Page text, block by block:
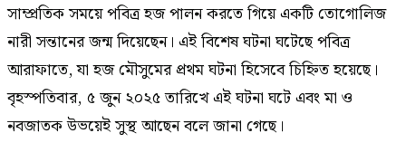
সাম্প্রতিক সময়ে পবিত্র হজ পালন করতে গিয়ে একটি তোগোলিজ
নারী সন্তানের জন্ম দিয়েছেন। এই বিশেষ ঘটনা ঘটেছে পবিত্র
আরাফাতে, যা হজ মৌসুমের প্রথম ঘটনা হিসেবে চিহ্নিত হয়েছে।
বৃহস্পতিবার, ৫ জুন ২০২৫ তারিখে এই ঘটনা ঘটে এবং মা ও
নবজাতক উভয়েই সুস্থ আছেন বলে জানা গেছে।